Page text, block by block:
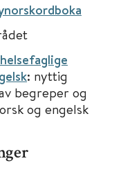
: nyttig
begreper og
og engelsk